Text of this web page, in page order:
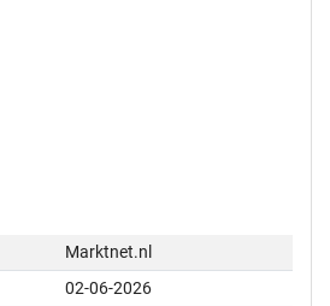
Marktnet.nl
02-06-2026